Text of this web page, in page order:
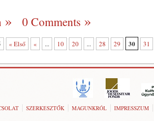
0 Comments
« Első « ... 10 20 ... 28 29 30 31
SZERKESZTŐK MAGUNKRÓL IMPRESSZUM